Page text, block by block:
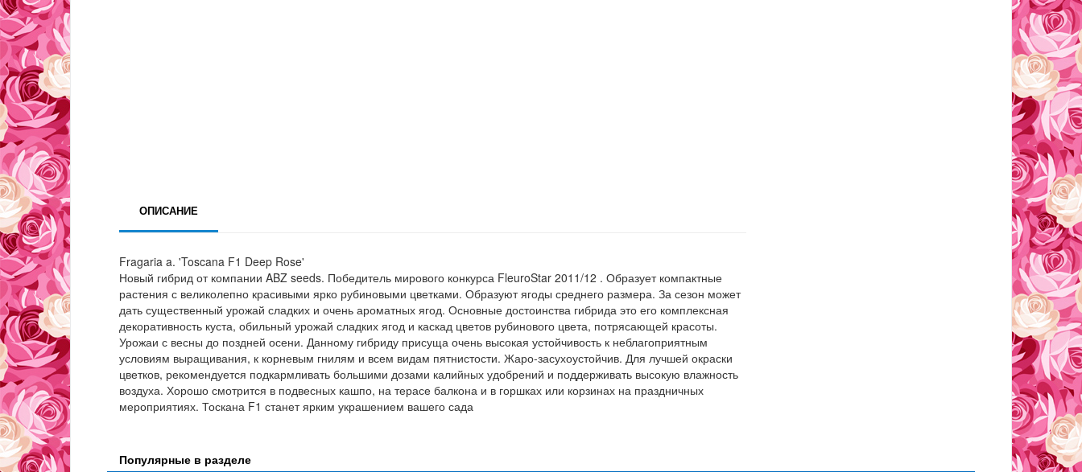
ОПИСАНИЕ
Fragaria a. 'Toscana F1 Deep Rose'
Новый гибрид от компании ABZ seeds. Победитель мирового конкурса FleuroStar 2011/12 . Образует компактные
растения с великолепно красивыми ярко рубиновыми цветками. Образуют ягоды среднего размера. За сезон может
дать существенный урожай сладких и очень ароматных ягод. Основные достоинства гибрида это его комплексная
декоративность куста, обильный урожай сладких ягод и каскад цветов рубинового цвета, потрясающей красоты.
Урожаи с весны до поздней осени. Данному гибриду присуща очень высокая устойчивость к неблагоприятным
условиям выращивания, к корневым гнилям и всем видам пятнистости. Жаро-засухоустойчив. Для лучшей окраски
цветков, рекомендуется подкармливать большими дозами калийных удобрений и поддерживать высокую влажность
воздуха. Хорошо смотрится в подвесных кашпо, на терасе балкона и в горшках или корзинах на праздничных
мероприятиях. Тоскана F1 станет ярким украшением вашего сада
Популярные в разделе